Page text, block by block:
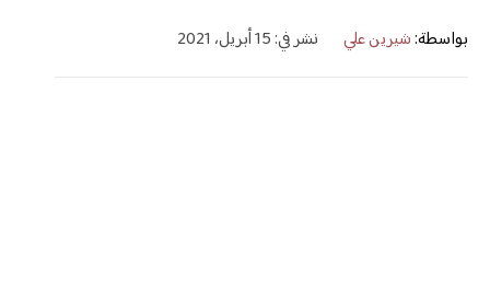
بواسطة:شيرين علي نشر في: 15 أبريل، 2021